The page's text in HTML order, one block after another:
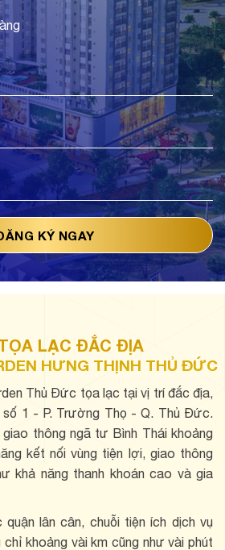
LẠC ĐẮC ĐỊA
HƯNG THỊNH THỦ ĐỨC
Thủ Đức tọa lạc tại vị trí đắc địa,
1 - P. Trường Thọ - Q. Thủ Đức.
thông ngã tư Bình Thái khoảng
kết nối vùng tiện lợi, giao thông
khả năng thanh khoán cao và gia
lân cân, chuỗi tiện ích dịch vụ
chỉ khoảng vài km cũng như vài phút